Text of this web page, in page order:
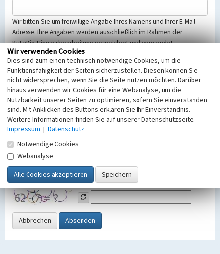
Wir bitten Sie um freiwillige Angabe Ihres Namens und Ihrer E-Mail-
Adresse. Ihre Angaben werden ausschließlich im Rahmen der
KuLaDig-Hinweisbearbeitung gespeichert und verwendet.
Selbstverständlich werden diese entsprechend der Vorschriften des
Telemediengesetzes, des Datenschutzgesetzes NRW und der seit
dem 25.05.2018 gültigen Europäischen Datenschutzgrundverordnung
(EU-DSGVO) vertraulich behandelt, beachten Sie bitte unsere
Hinweise zumDatenschutz
Nachricht
SicherheitsabfrageTragen Sie unten das Rechenergebnis aus der
Grafik ein
Abbrechen Absenden
Wir verwenden Cookies
Dies sind zum einen technisch notwendige Cookies, um die
Funktionsfähigkeit der Seiten sicherzustellen. Diesen können Sie
nicht widersprechen, wenn Sie die Seite nutzen möchten. Darüber
hinaus verwenden wir Cookies für eine Webanalyse, um die
Nutzbarkeit unserer Seiten zu optimieren, sofern Sie einverstanden
sind. Mit Anklicken des Buttons erklären Sie Ihr Einverständnis.
Weitere Informationen finden Sie auf unserer Datenschutzseite.
Impressum | Datenschutz
Notwendige Cookies
Webanalyse